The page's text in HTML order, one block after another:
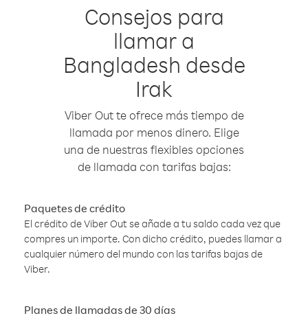
Consejos para
llamar a
Bangladesh desde
Irak
Viber Out te ofrece más tiempo de
llamada por menos dinero. Elige
una de nuestras flexibles opciones
de llamada con tarifas bajas:
Paquetes de crédito
El crédito de Viber Out se añade a tu saldo cada vez que
compres un importe. Con dicho crédito, puedes llamar a
cualquier número del mundo con las tarifas bajas de
Viber.
Planes de llamadas de 30 días